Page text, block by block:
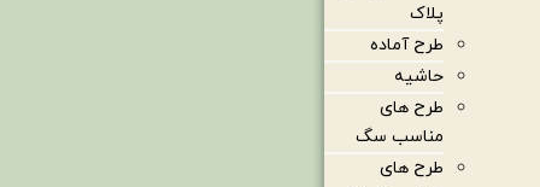
پلاک
طرح آماده
حاشیه
طرح های
مناسب سگ
طرح های